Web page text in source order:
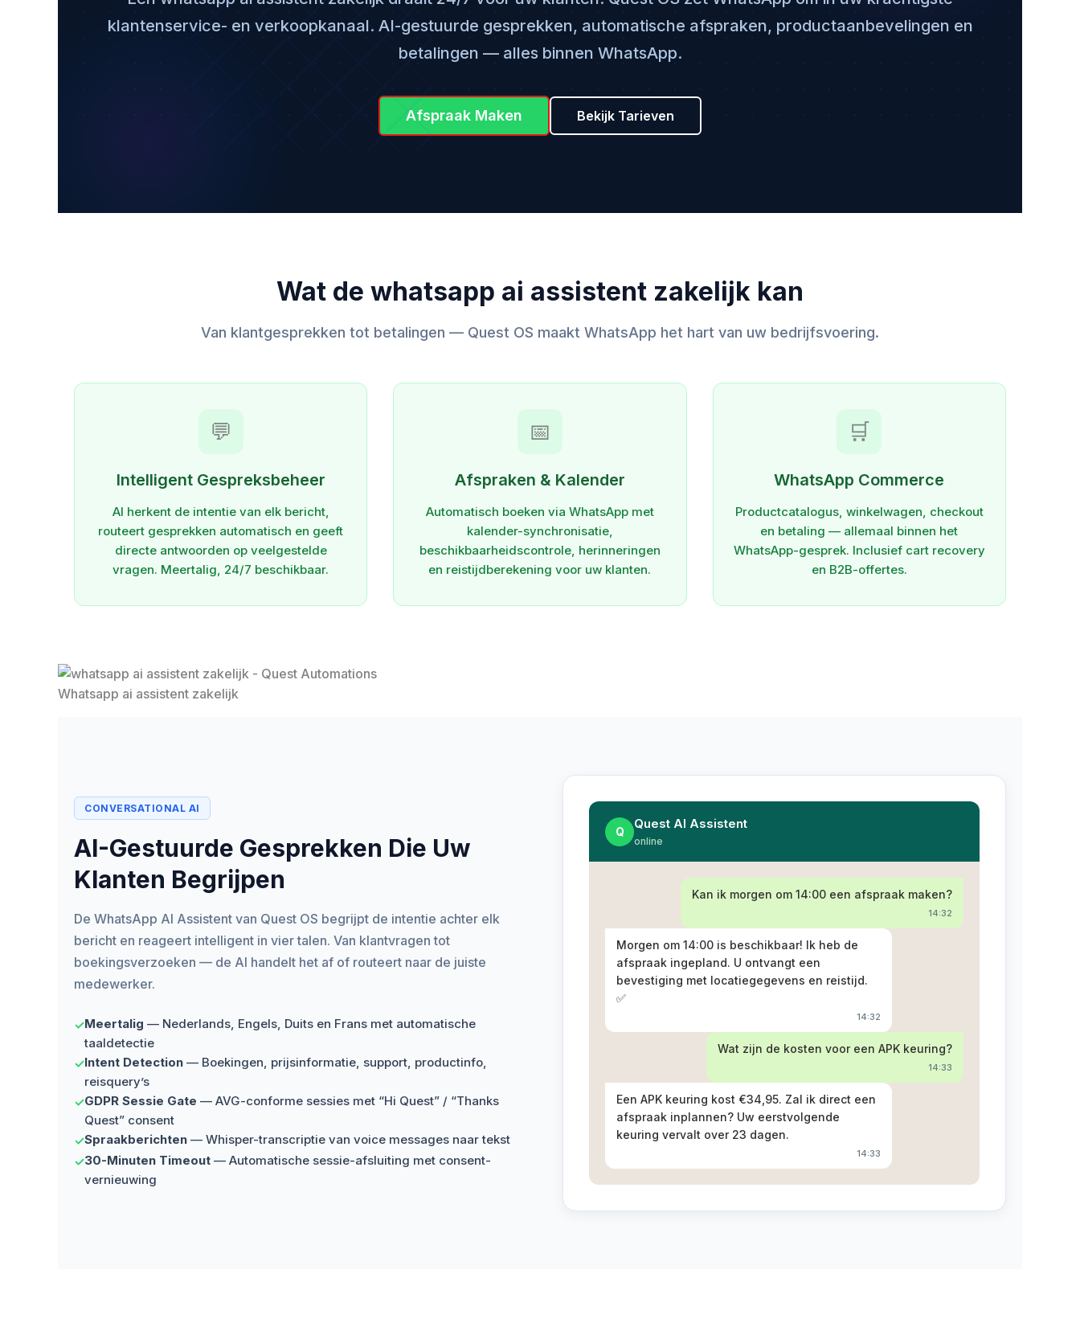
klantenservice- en verkoopkanaal. AI-gestuurde gesprekken, automatische afspraken, product­aanbevelingen en
betalingen — alles binnen WhatsApp.
Afspraak Maken Bekijk Tarieven
Wat de whatsapp ai assistent zakelijk kan
Van klantgesprekken tot betalingen — Quest OS maakt WhatsApp het hart van uw bedrijfsvoering.
💬
Intelligent Gespreksbeheer
AI herkent de intentie van elk bericht,
routeert gesprekken automatisch en geeft
directe antwoorden op veelgestelde
vragen. Meertalig, 24/7 beschikbaar.
📅
Afspraken & Kalender
Automatisch boeken via WhatsApp met
kalender-synchronisatie,
beschikbaarheidscontrole, herinneringen
en reistijdberekening voor uw klanten.
🛒
WhatsApp Commerce
Productcatalogus, winkelwagen, checkout
en betaling — allemaal binnen het
WhatsApp-gesprek. Inclusief cart recovery
en B2B-offertes.
Whatsapp ai assistent zakelijk
CONVERSATIONAL AI
AI-Gestuurde Gesprekken Die Uw
Klanten Begrijpen
De WhatsApp AI Assistent van Quest OS begrijpt de intentie achter elk
bericht en reageert intelligent in vier talen. Van klantvragen tot
boekingsverzoeken — de AI handelt het af of routeert naar de juiste
medewerker.
✓Meertalig — Nederlands, Engels, Duits en Frans met automatische
taaldetectie
✓Intent Detection — Boekingen, prijsinformatie, support, productinfo,
reisquery’s
✓GDPR Sessie Gate — AVG-conforme sessies met “Hi Quest” / “Thanks
Quest” consent
✓Spraakberichten — Whisper-transcriptie van voice messages naar tekst
✓30-Minuten Timeout — Automatische sessie-afsluiting met consent-
vernieuwing
Q Quest AI Assistent
online
Kan ik morgen om 14:00 een afspraak maken?
14:32
Morgen om 14:00 is beschikbaar! Ik heb de
afspraak ingepland. U ontvangt een
bevestiging met locatiegegevens en reistijd.
✅
14:32
Wat zijn de kosten voor een APK keuring?
14:33
Een APK keuring kost €34,95. Zal ik direct een
afspraak inplannen? Uw eerstvolgende
keuring vervalt over 23 dagen.
14:33